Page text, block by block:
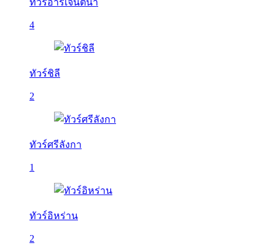
ทัวร์อาร์เจนติน่า
4
ทัวร์ชิลี
2
ทัวร์ศรีลังกา
1
ทัวร์อิหร่าน
2